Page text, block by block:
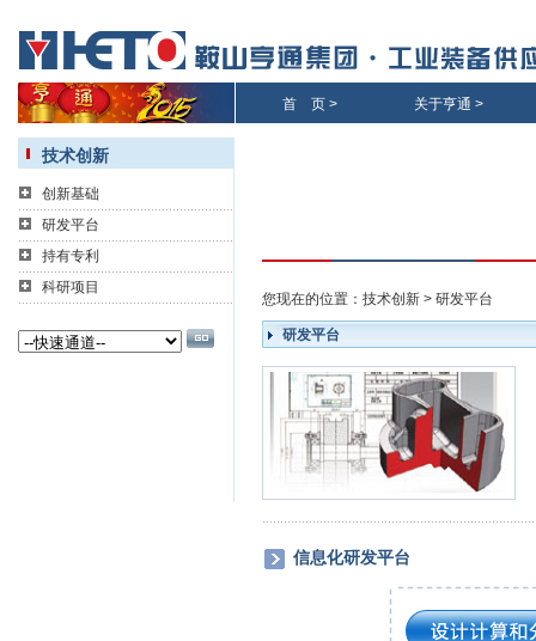
首 页 > 关于亨通 >
技术创新
创新基础
研发平台
持有专利
科研项目
您现在的位置： 技术创新 > 研发平台
研发平台
信息化研发平台